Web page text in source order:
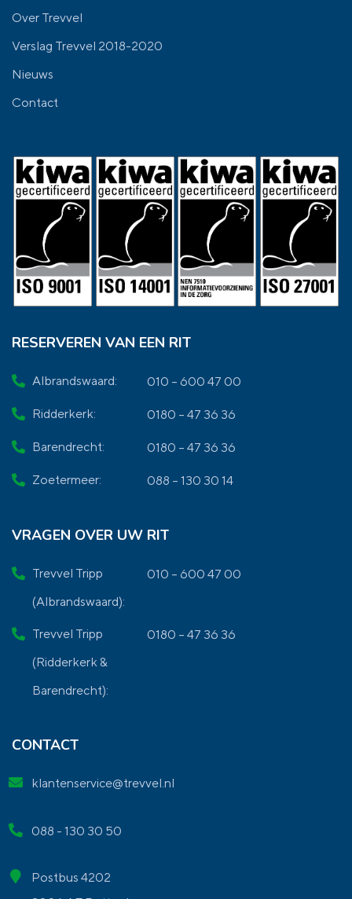
Over Trevvel
Verslag Trevvel 2018-2020
Nieuws
Contact
RESERVEREN VAN EEN RIT
Albrandswaard: 010 – 600 47 00
Ridderkerk: 0180 – 47 36 36
Barendrecht: 0180 – 47 36 36
Zoetermeer: 088 – 130 30 14
VRAGEN OVER UW RIT
Trevvel Tripp
(Albrandswaard):
010 – 600 47 00
Trevvel Tripp
(Ridderkerk &
Barendrecht):
0180 – 47 36 36
CONTACT
klantenservice@trevvel.nl
088 - 130 30 50
Postbus 4202